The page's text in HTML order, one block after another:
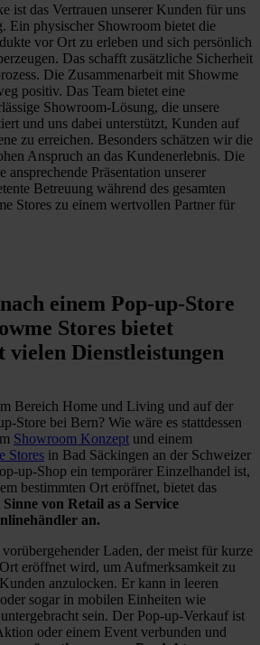
ist das Vertrauen unserer Kunden für uns
Ein physischer Showroom bietet die
vor Ort zu erleben und sich persönlich
Das schafft zusätzliche Sicherheit
Die Zusammenarbeit mit Showme
positiv. Das Team bietet eine
Showroom-Lösung, die unsere
und uns dabei unterstützt, Kunden auf
zu erreichen. Besonders schätzen wir die
Anspruch an das Kundenerlebnis. Die
ansprechende Präsentation unserer
Betreuung während des gesamten
Stores zu einem wertvollen Partner für
einem Pop-up-Store
Stores bietet
Dienstleistungen
Bereich Home und Living und auf der
Store bei Bern? Wie wäre es stattdessen
Showroom Konzept und einem
Stores in Bad Säckingen an der Schweizer
up-Shop ein temporärer Einzelhandel ist,
bestimmten Ort eröffnet, bietet das
von Retail as a Service
an.
Laden, der meist für kurze
eröffnet wird, um Aufmerksamkeit zu
anzulocken. Er kann in leeren
sogar in mobilen Einheiten wie
sein. Der Pop-up-Verkauf ist
oder einem Event verbunden und